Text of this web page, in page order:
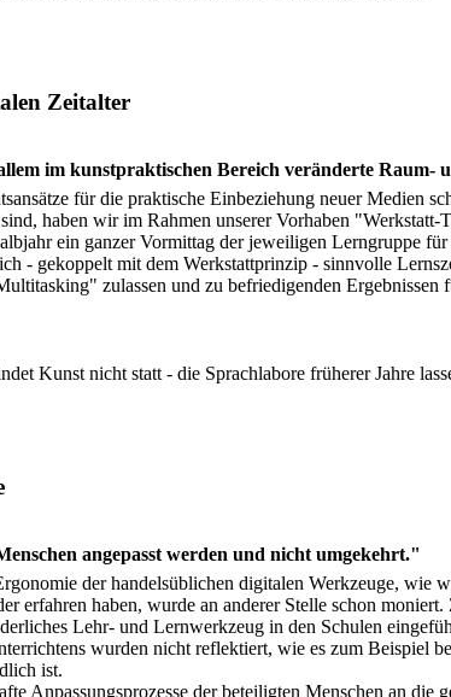
Zeitalter
im kunstpraktischen Bereich veränderte Raum-
für die praktische Einbeziehung neuer Medien
haben wir im Rahmen unserer Vorhaben "Werkstatt-
ein ganzer Vormittag der jeweiligen Lerngruppe
- gekoppelt mit dem Werkstattprinzip - sinnvolle
zulassen und zu befriedigenden Ergebnissen
Kunst nicht statt - die Sprachlabore früherer Jahre
angepasst werden und nicht umgekehrt."
der handelsüblichen digitalen Werkzeuge, wie
erfahren haben, wurde an anderer Stelle schon
Lehr- und Lernwerkzeug in den Schulen
wurden nicht reflektiert, wie es zum Beispiel
ist.
Anpassungsprozesse der beteiligten Menschen an die